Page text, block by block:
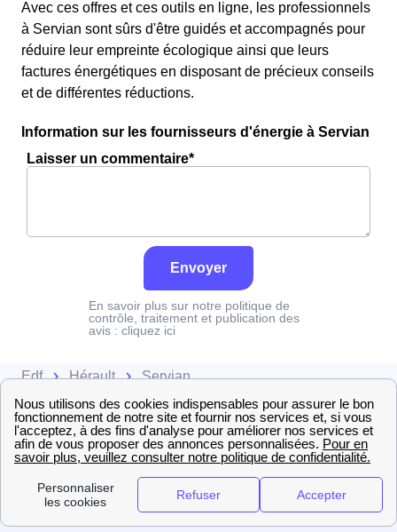
Avec ces offres et ces outils en ligne, les professionnels
à Servian sont sûrs d'être guidés et accompagnés pour
réduire leur empreinte écologique ainsi que leurs
factures énergétiques en disposant de précieux conseils
et de différentes réductions.
Information sur les fournisseurs d'énergie à Servian
Laisser un commentaire*
Envoyer
En savoir plus sur notre politique de
contrôle, traitement et publication des
avis : cliquez ici
Edf Hérault Servian